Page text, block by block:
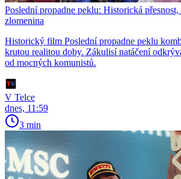
Poslední propadne peklu: Historická přesnost,
zlomenina
Historický film Poslední propadne peklu
krutou realitou doby. Zákulisí natáčení
od mocných komunistů.
V Telce
dnes, 11:59
3 min